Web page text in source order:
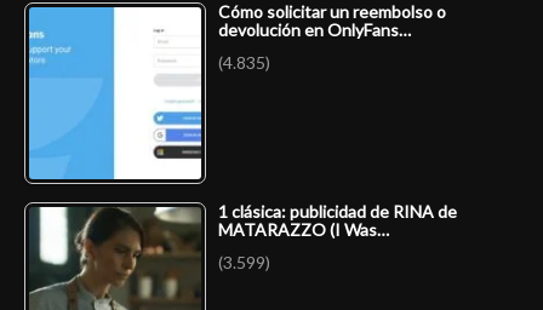
Cómo solicitar un reembolso o
devolución en OnlyFans…
(4.835)
1 clásica: publicidad de RINA de
MATARAZZO (I Was…
(3.599)